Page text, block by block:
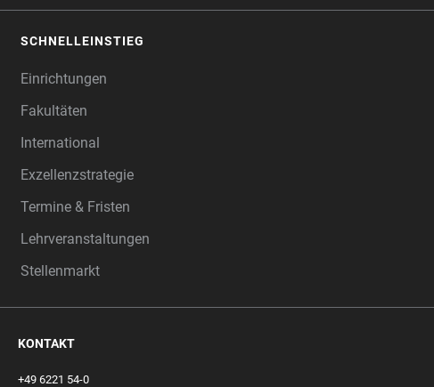
SCHNELLEINSTIEG
Einrichtungen
Fakultäten
International
Exzellenzstrategie
Termine & Fristen
Lehrveranstaltungen
Stellenmarkt
KONTAKT
+49 6221 54-0